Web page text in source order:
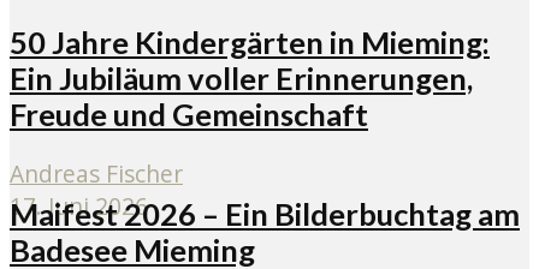
50 Jahre Kindergärten in Mieming:
Ein Jubiläum voller Erinnerungen,
Freude und Gemeinschaft
Andreas Fischer
17. Juni 2026
Maifest 2026 – Ein Bilderbuchtag am
Badesee Mieming